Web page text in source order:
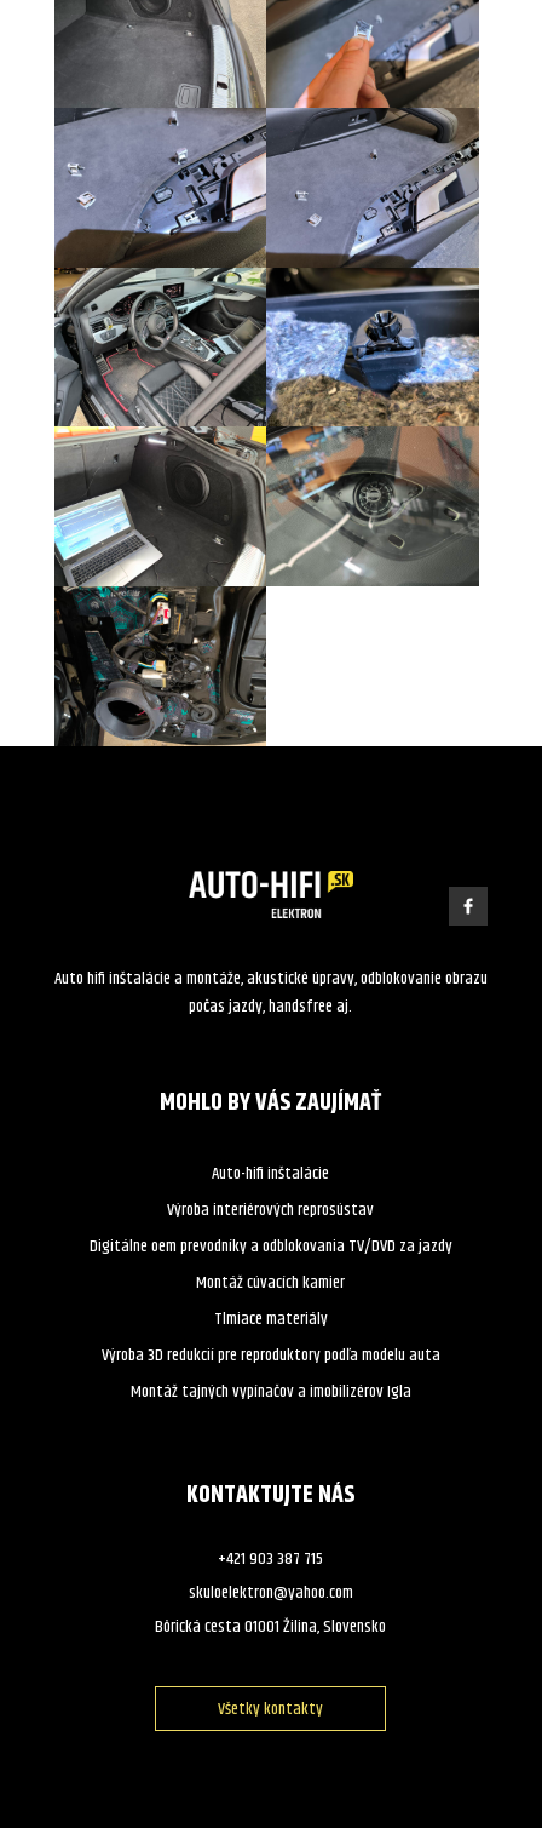
Auto hifi inštalácie a montáže, akustické úpravy, odblokovanie obrazu
počas jazdy, handsfree aj.
MOHLO BY VÁS ZAUJÍMAŤ
Auto-hifi inštalácie
Výroba interiérových reprosústav
Digitálne oem prevodníky a odblokovania TV/DVD za jazdy
Montáž cúvacích kamier
Tlmiace materiály
Výroba 3D redukcií pre reproduktory podľa modelu auta
Montáž tajných vypínačov a imobilizérov Igla
KONTAKTUJTE NÁS
+421 903 387 715
skuloelektron@yahoo.com
Bôrická cesta 01001 Žilina, Slovensko
Všetky kontakty